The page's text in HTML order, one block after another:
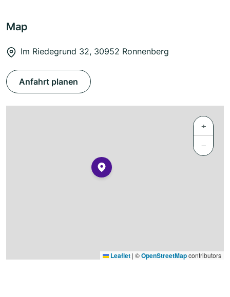
Map
Im Riedegrund 32, 30952 Ronnenberg
Anfahrt planen
+
−
Leaflet | ©OpenStreetMapcontributors